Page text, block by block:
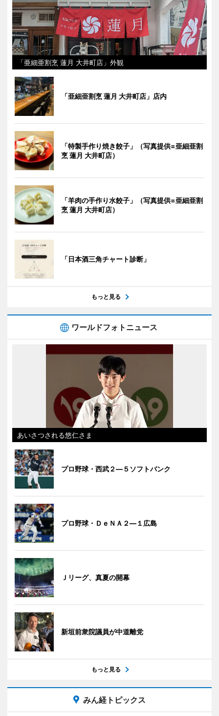
「亜細亜割烹 蓮月 大井町店」外観
「亜細亜割烹 蓮月 大井町店」店内
「特製手作り焼き餃子」（写真提供=亜細亜割
烹 蓮月 大井町店）
「羊肉の手作り水餃子」（写真提供=亜細亜割
烹 蓮月 大井町店）
「日本酒三角チャート診断」
もっと見る
ワールドフォトニュース
あいさつされる悠仁さま
プロ野球・西武２―５ソフトバンク
プロ野球・ＤｅＮＡ２―１広島
Ｊリーグ、真夏の開幕
新垣前衆院議員が中道離党
もっと見る
みん経トピックス